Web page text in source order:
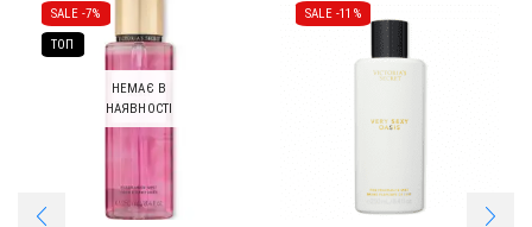
SALE -7%
ТОП
НЕМАЄ В
НАЯВНОСТІ
SALE -11%